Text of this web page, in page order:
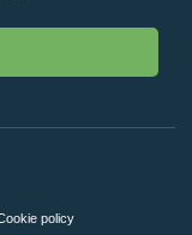
policy